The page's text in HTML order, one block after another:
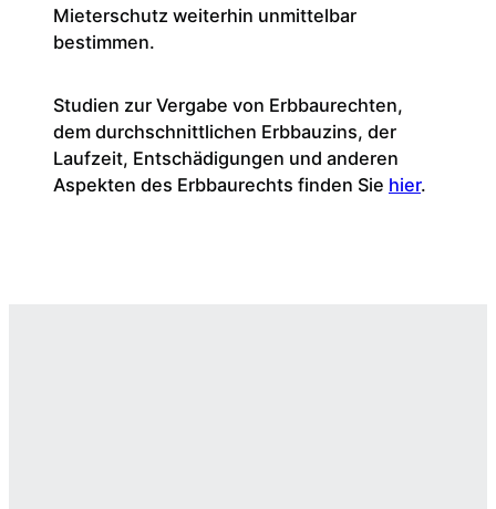
Mieterschutz weiterhin unmittelbar
bestimmen.
Studien zur Vergabe von Erbbaurechten,
dem durchschnittlichen Erbbauzins, der
Laufzeit, Entschädigungen und anderen
Aspekten des Erbbaurechts finden Sie hier.